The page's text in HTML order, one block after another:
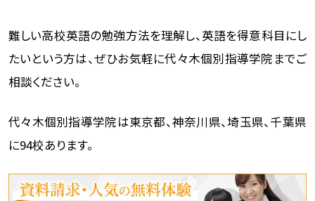
難しい高校英語の勉強方法を理解し、英語を得意科目にし
たいという方は、ぜひお気軽に代々木個別指導学院までご
相談ください。
代々木個別指導学院は東京都、神奈川県、埼玉県、千葉県
に94校あります。